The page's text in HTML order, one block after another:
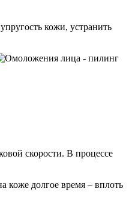
кожи, устранить
скорости. В процессе
коже долгое время – вплоть